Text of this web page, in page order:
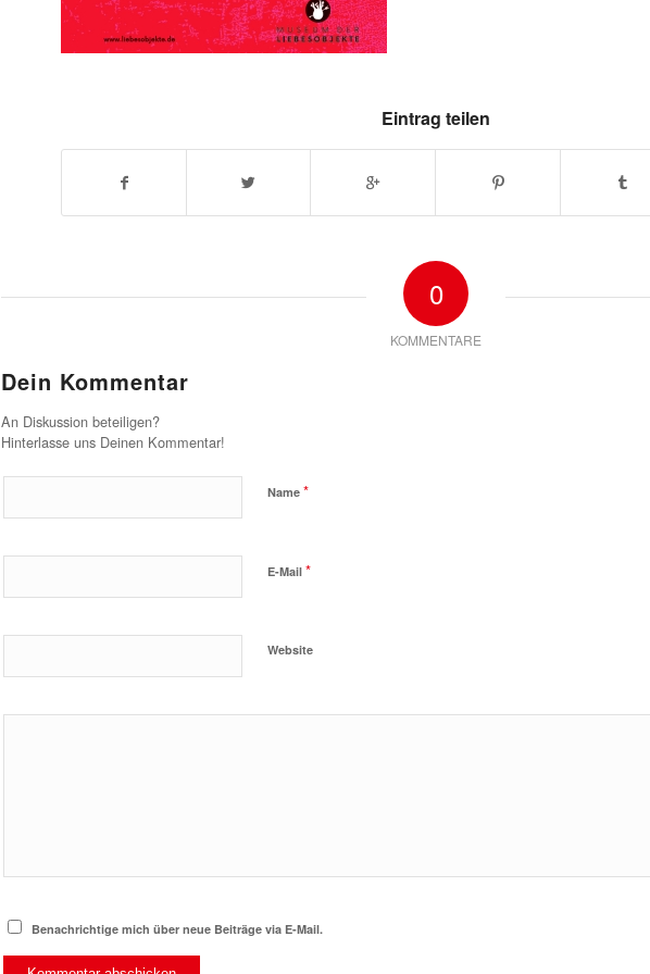
Eintrag teilen
0
KOMMENTARE
Dein Kommentar
An Diskussion beteiligen?
Hinterlasse uns Deinen Kommentar!
Name *
E-Mail *
Website
Benachrichtige mich über neue Beiträge via E-Mail.